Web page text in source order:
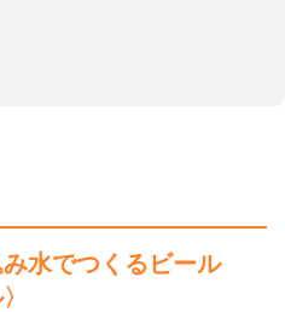
水でつくるビール